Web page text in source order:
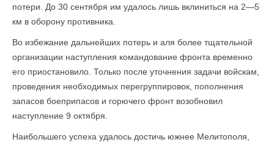
потери. До 30 сентября им удалось лишь вклиниться на 2—5
км в оборону противника.
Во избежание дальнейших потерь и аля более тщательной
организации наступления командование фронта временно
его приостановило. Только после уточнения задачи войскам,
проведения необходимых перегруппировок, пополнения
запасов боеприпасов и горючего фронт возобновил
наступление 9 октября.
Наибольшего успеха удалось достичь южнее Мелитополя,